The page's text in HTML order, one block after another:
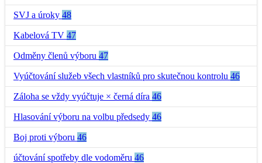
SVJ a úroky 48
Kabelová TV 47
Odměny členů výboru 47
Vyúčtování služeb všech vlastníků pro skutečnou kontrolu 46
Záloha se vždy vyúčtuje × černá díra 46
Hlasování výboru na volbu předsedy 46
Boj proti výboru 46
účtování spotřeby dle vodoměru 46